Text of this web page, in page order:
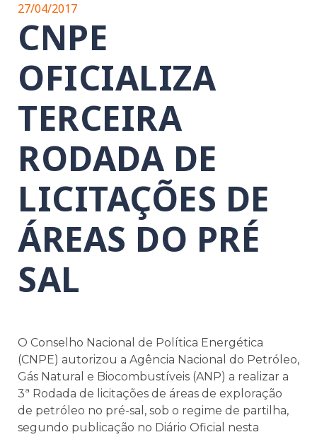
27/04/2017
CNPE
OFICIALIZA
TERCEIRA
RODADA DE
LICITAÇÕES DE
ÁREAS DO PRÉ
SAL
O Conselho Nacional de Política Energética
(CNPE) autorizou a Agência Nacional do Petróleo,
Gás Natural e Biocombustíveis (ANP) a realizar a
3ª Rodada de licitações de áreas de exploração
de petróleo no pré-sal, sob o regime de partilha,
segundo publicação no Diário Oficial nesta